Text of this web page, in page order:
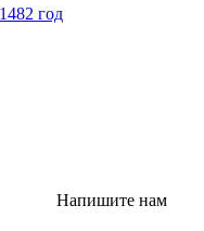
год
Напишите нам